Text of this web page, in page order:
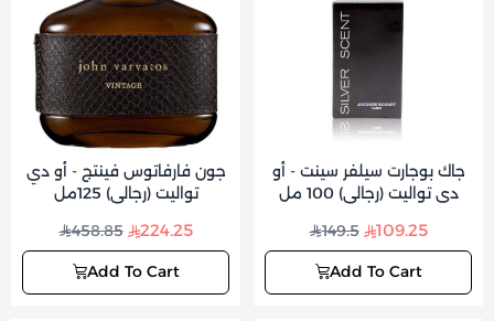
جون فارفاتوس فينتج - أو دي
تواليت (رجالي) 125مل
458.85
224.25
Add To Cart
جاك بوجارت سيلفر سينت - أو
دي تواليت (رجالي) 100 مل
149.5
109.25
Add To Cart